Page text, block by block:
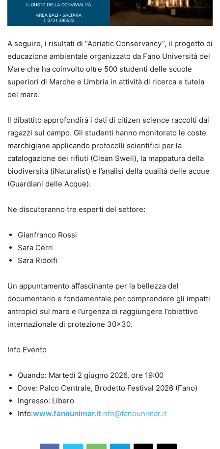
A seguire, i risultati di “Adriatic Conservancy”, il progetto di
educazione ambientale organizzato da Fano Università del
Mare che ha coinvolto oltre 500 studenti delle scuole
superiori di Marche e Umbria in attività di ricerca e tutela
del mare.
Il dibattito approfondirà i dati di citizen science raccolti dai
ragazzi sul campo. Gli studenti hanno monitorato le coste
marchigiane applicando protocolli scientifici per la
catalogazione dei rifiuti (Clean Swell), la mappatura della
biodiversità (iNaturalist) e l’analisi della qualità delle acque
(Guardiani delle Acque).
Ne discuteranno tre esperti del settore:
Gianfranco Rossi
Sara Cerri
Sara Ridolfi
Un appuntamento affascinante per la bellezza del
documentario e fondamentale per comprendere gli impatti
antropici sul mare e l’urgenza di raggiungere l’obiettivo
internazionale di protezione 30×30.
Info Evento
Quando: Martedì 2 giugno 2026, ore 19:00
Dove: Palco Centrale, Brodetto Festival 2026 (Fano)
Ingresso: Libero
Info:www.fanounimar.itinfo@fanounimar.it